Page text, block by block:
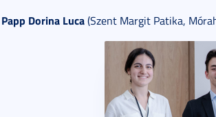
Papp Dorina Luca(Szent Margit Patika,